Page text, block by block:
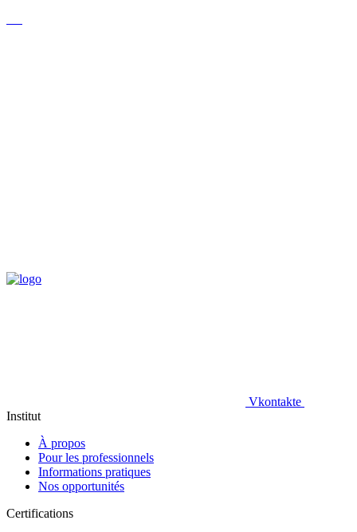
Vkontakte
Institut
À propos
Pour les professionnels
Informations pratiques
Nos opportunités
Certifications